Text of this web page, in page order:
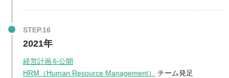
2021年
経営計画を公開
HRM（Human Resource Management）
チーム発足